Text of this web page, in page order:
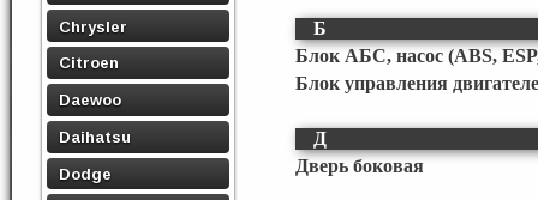
Chrysler
Citroen
Daewoo
Daihatsu
Dodge
Б
Блок АБС, насос (ABS,
Блок управления
Д
Дверь боковая